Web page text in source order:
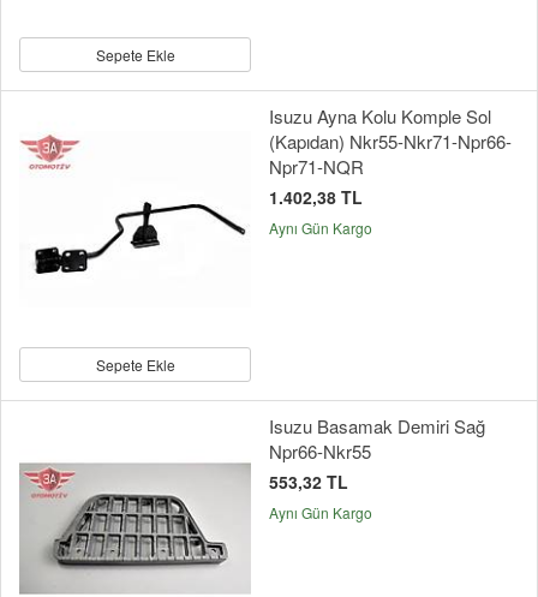
Sepete Ekle
Sepete Ekle
Isuzu Ayna Kolu Komple Sol
(Kapıdan) Nkr55-Nkr71-Npr66-
Npr71-NQR
1.402,38 TL
Aynı Gün Kargo
Isuzu Basamak Demiri Sağ
Npr66-Nkr55
553,32 TL
Aynı Gün Kargo